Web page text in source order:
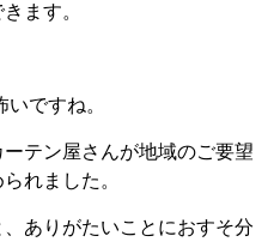
ます。
ですね。
テン屋さんが地域のご要望
れました。
ありがたいことにおすそ分